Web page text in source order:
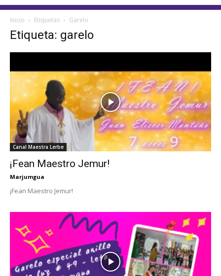
Inicio Etiquetas Garelo
Etiqueta: garelo
Canal Maestra Lerbe
¡Fean Maestro Jemur!
Marjumgua
¡Fean Maestro Jemur!